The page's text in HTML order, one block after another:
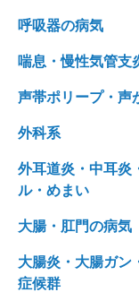
呼吸器の病気
喘息・慢性気管支
声帯ポリープ・声
外科系
外耳道炎・中耳炎
ル・めまい
大腸・肛門の病気
大腸炎・大腸ガン
症候群